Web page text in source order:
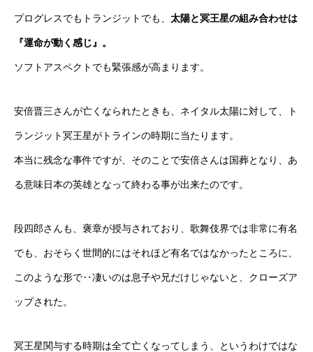
プログレスでもトランジットでも、 太陽と冥王星の組み合わせは
『運命が動く感じ』。
ソフトアスペクトでも緊張感が高まります。
安倍晋三さんが亡くなられたときも、ネイタル太陽に対して、ト
ランジット冥王星がトラインの時期に当たります。
本当に残念な事件ですが、そのことで安倍さんは国葬となり、あ
る意味日本の英雄となって終わる事が出来たのです。
段四郎さんも、褒章が授与されており、歌舞伎界では非常に有名
でも、おそらく世間的にはそれほど有名ではなかったところに、
このような形で‥凄いのは息子や兄だけじゃないと、クローズア
ップされた。
冥王星関与する時期は全て亡くなってしまう、というわけではな